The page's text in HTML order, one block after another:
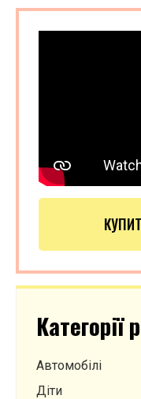
Категорії
Автомобілі
Діти